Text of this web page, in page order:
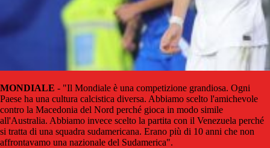
MONDIALE - "Il Mondiale è una competizione grandiosa. Ogni
Paese ha una cultura calcistica diversa. Abbiamo scelto l'amichevole
contro la Macedonia del Nord perché gioca in modo simile
all'Australia. Abbiamo invece scelto la partita con il Venezuela perché
si tratta di una squadra sudamericana. Erano più di 10 anni che non
affrontavamo una nazionale del Sudamerica".